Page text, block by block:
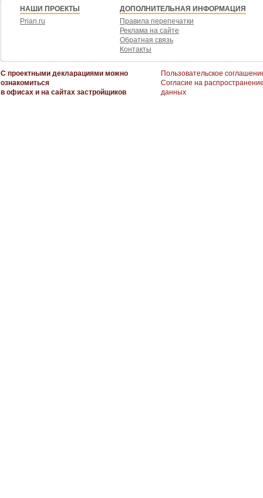
НАШИ ПРОЕКТЫ
Prian.ru
ДОПОЛНИТЕЛЬНАЯ ИНФОРМАЦИЯ
Правила перепечатки
Реклама на сайте
Обратная связь
Контакты
С проектными декларациями можно
ознакомиться
в офисах и на сайтах застройщиков
Пользовательское
Согласие на
данных